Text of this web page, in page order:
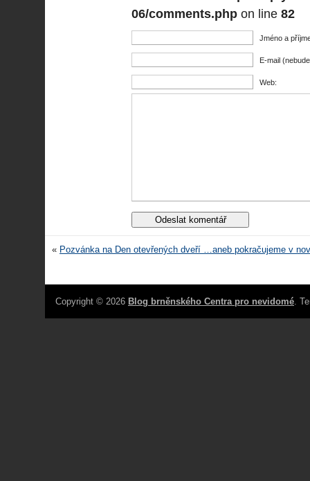
06/comments.php on line 82
Jméno a
E-mail
Web:
« Pozvánka na Den otevřených dveří …aneb pokračujeme v
Copyright © 2026 Blog brněnského Centra pro nevidomé.